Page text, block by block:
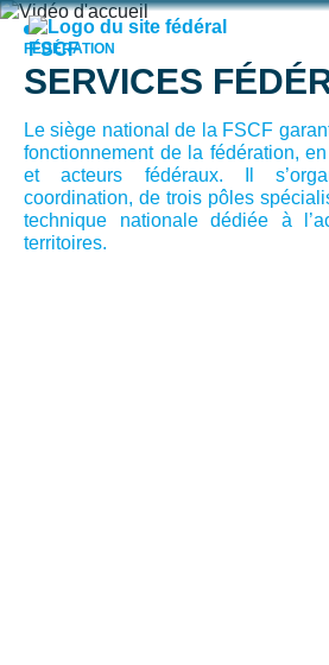
FÉDÉRATION
SERVICES
Le siège national de la FSCF
fonctionnement de la fédération,
et acteurs fédéraux. Il
coordination, de trois pôles
technique nationale dédiée à
territoires.